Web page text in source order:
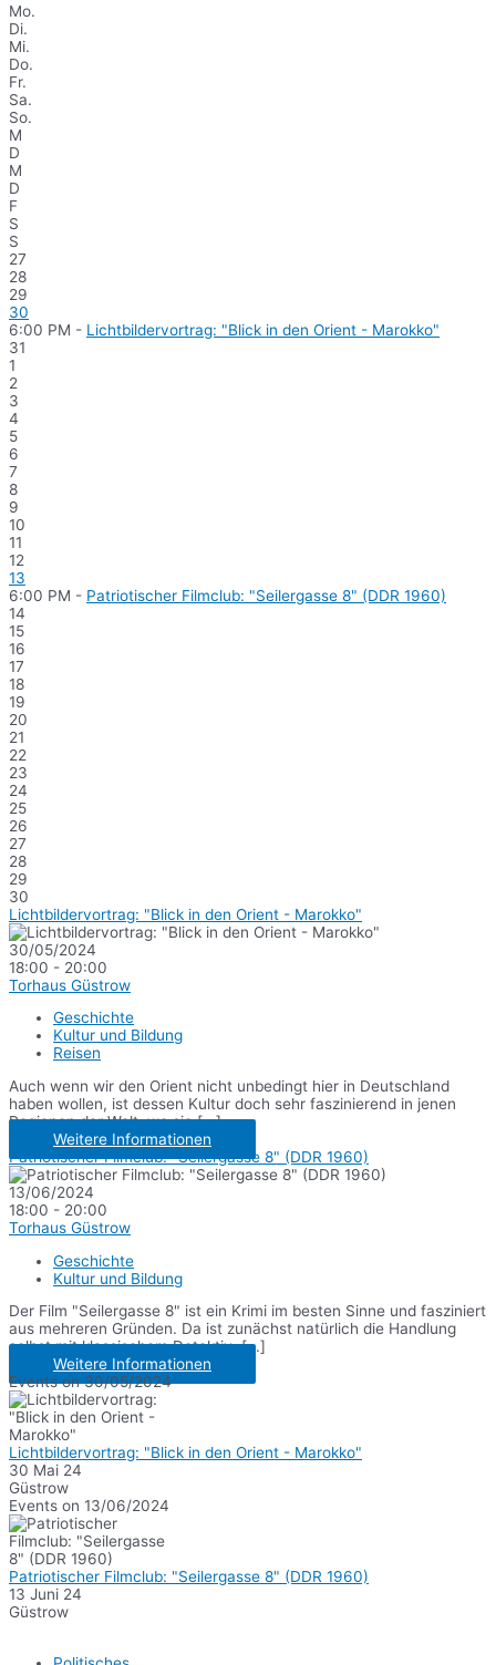
Mo.
Di.
Mi.
Do.
Fr.
Sa.
So.
M
D
M
D
F
S
S
27
28
29
30
6:00 PM - Lichtbildervortrag: "Blick in den Orient - Marokko"
31
1
2
3
4
5
6
7
8
9
10
11
12
13
6:00 PM - Patriotischer Filmclub: "Seilergasse 8" (DDR 1960)
14
15
16
17
18
19
20
21
22
23
24
25
26
27
28
29
30
Lichtbildervortrag: "Blick in den Orient - Marokko"
30/05/2024
18:00 - 20:00
Torhaus Güstrow
Geschichte
Kultur und Bildung
Reisen
Auch wenn wir den Orient nicht unbedingt hier in Deutschland
haben wollen, ist dessen Kultur doch sehr faszinierend in jenen
Regionen der Welt, wo sie [...]
Weitere Informationen
Patriotischer Filmclub: "Seilergasse 8" (DDR 1960)
13/06/2024
18:00 - 20:00
Torhaus Güstrow
Geschichte
Kultur und Bildung
Der Film "Seilergasse 8" ist ein Krimi im besten Sinne und fasziniert
aus mehreren Gründen. Da ist zunächst natürlich die Handlung
selbst mit klassischem Detektiv, [...]
Weitere Informationen
Events on 30/05/2024
Lichtbildervortrag: "Blick in den Orient - Marokko"
30 Mai 24
Güstrow
Events on 13/06/2024
Patriotischer Filmclub: "Seilergasse 8" (DDR 1960)
13 Juni 24
Güstrow